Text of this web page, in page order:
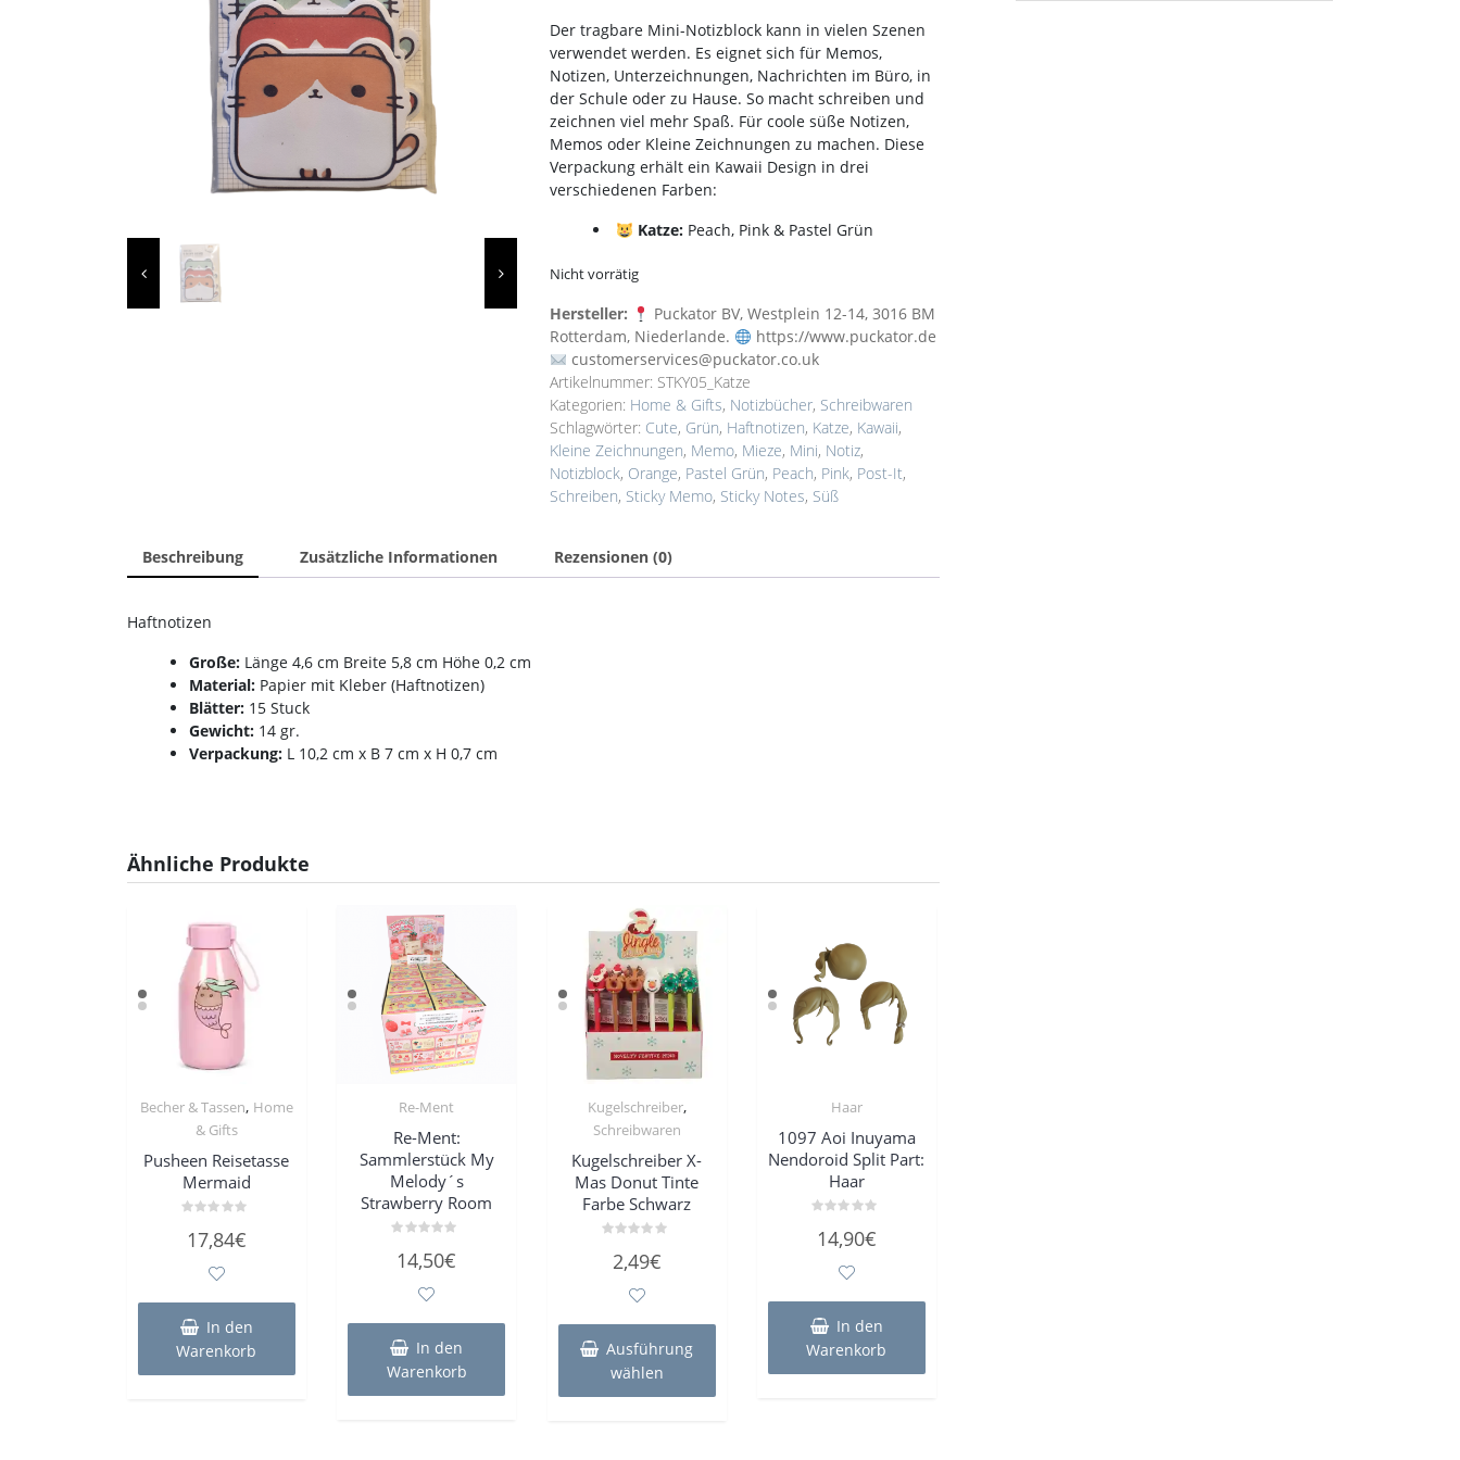
Der tragbare Mini-Notizblock kann in vielen Szenen
verwendet werden. Es eignet sich für Memos,
Notizen, Unterzeichnungen, Nachrichten im Büro, in
der Schule oder zu Hause. So macht schreiben und
zeichnen viel mehr Spaß. Für coole süße Notizen,
Memos oder Kleine Zeichnungen zu machen. Diese
Verpackung erhält ein Kawaii Design in drei
verschiedenen Farben:
Katze:Peach, Pink & Pastel Grün
Nicht vorrätig
Hersteller:
Puckator BV, Westplein 12-14, 3016 BM
Rotterdam, Niederlande.
https://www.puckator.de
customerservices@puckator.co.uk
Artikelnummer: STKY05_Katze
Kategorien: Home & Gifts, Notizbücher, Schreibwaren
Schlagwörter: Cute, Grün, Haftnotizen, Katze, Kawaii,
Kleine Zeichnungen, Memo, Mieze, Mini, Notiz,
Notizblock, Orange, Pastel Grün, Peach, Pink, Post-It,
Schreiben, Sticky Memo, Sticky Notes, Süß
Beschreibung Zusätzliche Informationen Rezensionen (0)
Haftnotizen
Große: Länge 4,6 cm Breite 5,8 cm Höhe 0,2 cm
Material: Papier mit Kleber (Haftnotizen)
Blätter: 15 Stuck
Gewicht: 14 gr.
Verpackung: L 10,2 cm x B 7 cm x H 0,7 cm
Ähnliche Produkte
Becher & Tassen, Home
& Gifts
Pusheen Reisetasse
Mermaid
mit
17,84€
In den
Warenkorb
Re-Ment
Re-Ment:
Sammlerstück My
Melody´s
Strawberry Room
mit
14,50€
In den
Warenkorb
Kugelschreiber,
Schreibwaren
Kugelschreiber X-
Mas Donut Tinte
Farbe Schwarz
mit2,49€
Ausführung
wählen
Dieses
Haar
1097 Aoi Inuyama
Nendoroid Split Part:
Haar
mit
14,90€
In den
Warenkorb